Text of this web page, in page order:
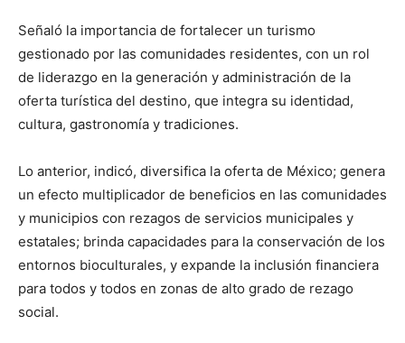
Señaló la importancia de fortalecer un turismo
gestionado por las comunidades residentes, con un rol
de liderazgo en la generación y administración de la
oferta turística del destino, que integra su identidad,
cultura, gastronomía y tradiciones.
Lo anterior, indicó, diversifica la oferta de México; genera
un efecto multiplicador de beneficios en las comunidades
y municipios con rezagos de servicios municipales y
estatales; brinda capacidades para la conservación de los
entornos bioculturales, y expande la inclusión financiera
para todos y todos en zonas de alto grado de rezago
social.